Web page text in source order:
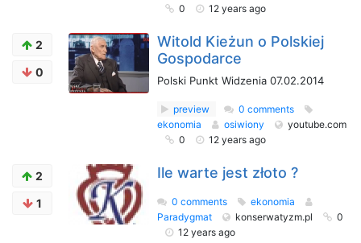
0
12 years ago
2
0
Witold Kieżun o Polskiej
Gospodarce
Polski Punkt Widzenia 07.02.2014
preview
0 comments
ekonomia
osiwiony
youtube.com
0
12 years ago
2
1
Ile warte jest złoto ?
0 comments
ekonomia
Paradygmat
konserwatyzm.pl
0
12 years ago